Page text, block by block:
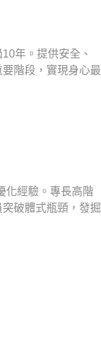
年。提供安全、
階段，實現身心最
化經驗。專長高階
破體式瓶頸，發掘